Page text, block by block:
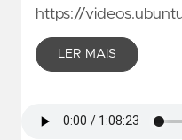
https://
LER MAIS